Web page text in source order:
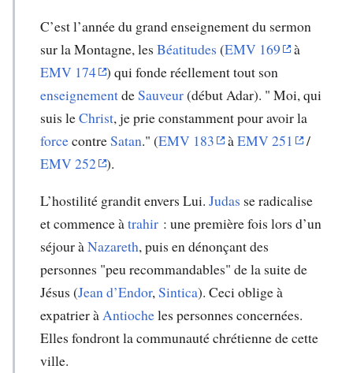
C’est l’année du grand enseignement du sermon
sur la Montagne, les Béatitudes (EMV 169
à
EMV 174 ) qui fonde réellement tout son
enseignementdeSauveur(début Adar). " Moi, qui
suis leChrist, je prie constamment pour avoir la
forcecontreSatan." (EMV 183 àEMV 251
/
EMV 252 ).
L’hostilité grandit envers Lui. Judas se radicalise
et commence àtrahir : une première fois lors d’un
séjour àNazareth, puis en dénonçant des
personnes "peu recommandables" de la suite de
Jésus (Jean d’Endor,Sintica). Ceci oblige à
expatrier àAntiocheles personnes concernées.
Elles fondront la communauté chrétienne de cette
ville.